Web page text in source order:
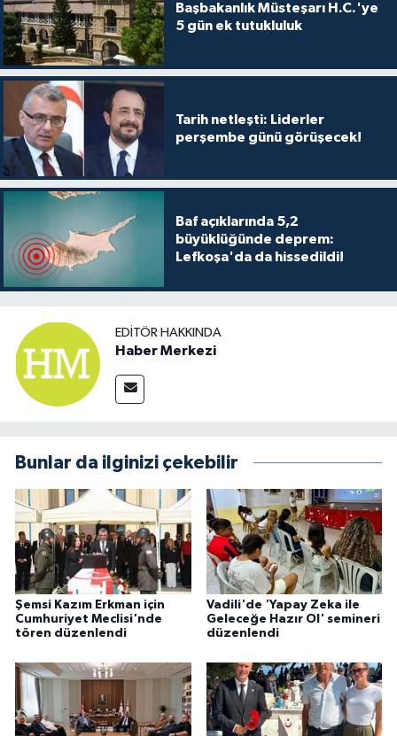
Başbakanlık Müsteşarı H.C.'ye
5 gün ek tutukluluk
Tarih netleşti: Liderler
perşembe günü görüşecek!
Baf açıklarında 5,2
büyüklüğünde deprem:
Lefkoşa'da da hissedildi!
EDITÖR HAKKINDA
Haber Merkezi
Bunlar da ilginizi çekebilir
Şemsi Kazım Erkman için
Cumhuriyet Meclisi'nde
tören düzenlendi
Vadili'de 'Yapay Zeka ile
Geleceğe Hazır Ol' semineri
düzenlendi